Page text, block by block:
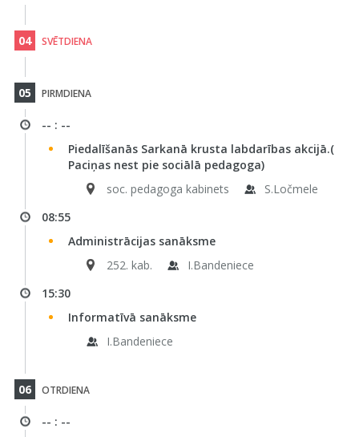
04 SVĒTDIENA
05 PIRMDIENA
-- : --
Piedalīšanās Sarkanā krusta labdarības akcijā.(
Paciņas nest pie sociālā pedagoga)
soc. pedagoga kabinets
S.Ločmele
08:55
Administrācijas sanāksme
252. kab.
I.Bandeniece
15:30
Informatīvā sanāksme
I.Bandeniece
06 OTRDIENA
-- : --